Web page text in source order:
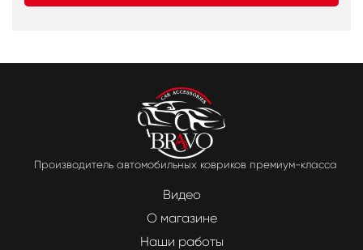
Производитель автомобильных ковриков премиум-класса
Видео
О магазине
Наши работы